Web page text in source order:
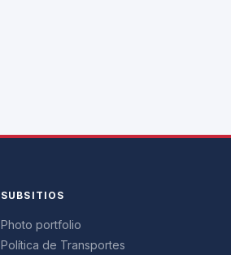
SUBSITIOS
Photo portfolio
Política de Transportes